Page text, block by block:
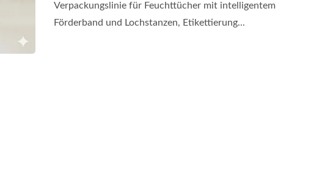
Verpackungslinie für Feuchttücher mit intelligentem
Förderband und Lochstanzen, Etikettierung...